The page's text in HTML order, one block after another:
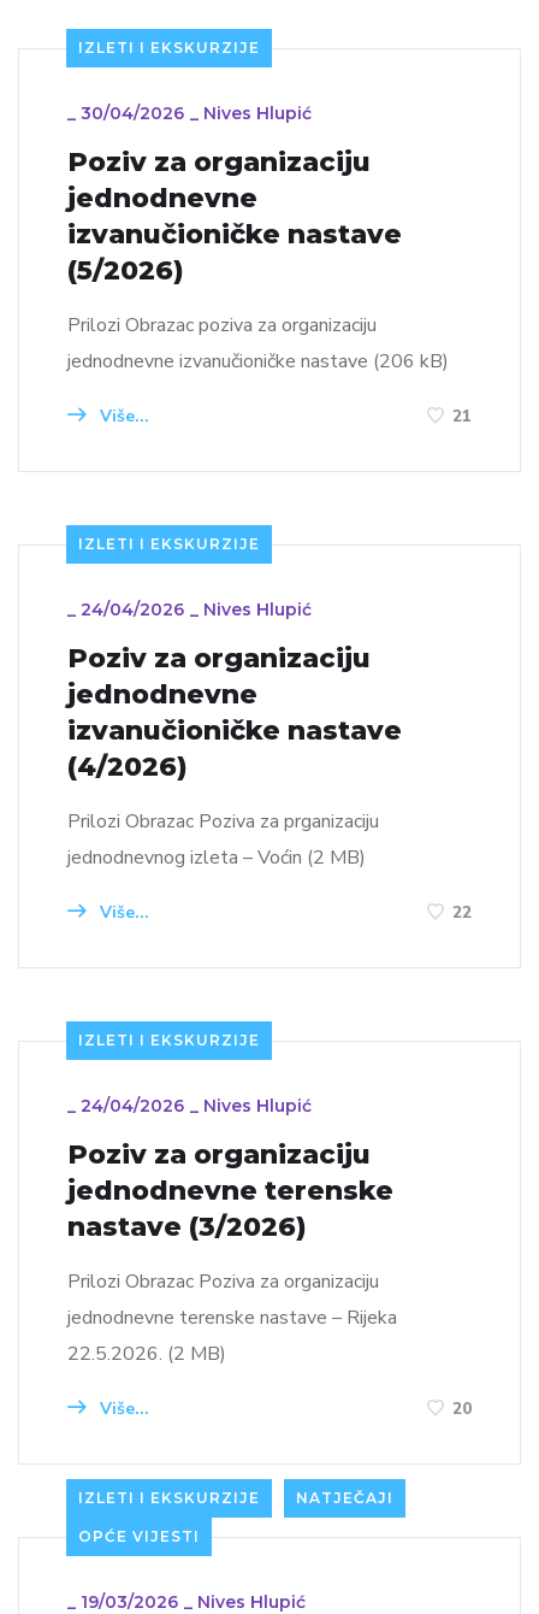
IZLETI I EKSKURZIJE
_ 30/04/2026 _ Nives Hlupić
Poziv za organizaciju
jednodnevne
izvanučioničke nastave
(5/2026)
Prilozi Obrazac poziva za organizaciju
jednodnevne izvanučioničke nastave (206 kB)
Više... 21
IZLETI I EKSKURZIJE
_ 24/04/2026 _ Nives Hlupić
Poziv za organizaciju
jednodnevne
izvanučioničke nastave
(4/2026)
Prilozi Obrazac Poziva za prganizaciju
jednodnevnog izleta – Voćin (2 MB)
Više... 22
IZLETI I EKSKURZIJE
_ 24/04/2026 _ Nives Hlupić
Poziv za organizaciju
jednodnevne terenske
nastave (3/2026)
Prilozi Obrazac Poziva za organizaciju
jednodnevne terenske nastave – Rijeka
22.5.2026. (2 MB)
Više... 20
IZLETI I EKSKURZIJE NATJEČAJI
OPĆE VIJESTI
_ 19/03/2026 _ Nives Hlupić